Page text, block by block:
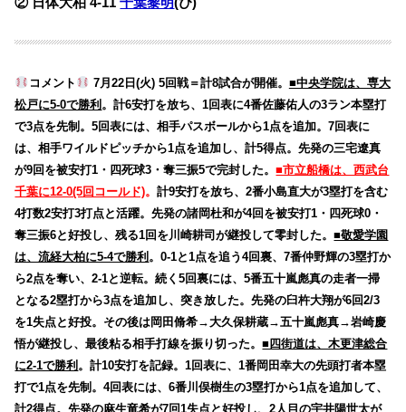
コメント 7月22日(火) 5回戦＝計8試合が開催。 ■中央学院は、専大
松戸に5-0で勝利 。計6安打を放ち、1回表に4番佐藤佑人の3ラン本塁打
で3点を先制。5回表には、相手パスボールから1点を追加。7回表に
は、相手ワイルドピッチから1点を追加し、計5得点。先発の三宅遼真
が9回を被安打1・四死球3・奪三振5で完封した。■市立船橋は、西武台
千葉に12-0(5回コールド)。計9安打を放ち、2番小島直大が3塁打を含む
4打数2安打3打点と活躍。先発の諸岡杜和が4回を被安打1・四死球0・
奪三振6と好投し、残る1回を川崎耕司が継投して零封した。■敬愛学園
は、流経大柏に5-4で勝利 。0-1と1点を追う4回裏、7番仲野輝の3塁打か
ら2点を奪い、2-1と逆転。続く5回裏には、5番五十嵐彪真の走者一掃
となる2塁打から3点を追加し、突き放した。先発の臼杵大翔が6回2/3
を1失点と好投。その後は岡田脩希→大久保耕蔵→五十嵐彪真→岩崎慶
悟が継投し、最後粘る相手打線を振り切った。■四街道は、木更津総合
に2-1で勝利 。計10安打を記録。1回表に、1番岡田幸大の先頭打者本塁
打で1点を先制。4回表には、6番川俣樹生の3塁打から1点を追加して、
計2得点。先発の麻生竜希が7回1失点と好投し、2人目の宇井陽世太が